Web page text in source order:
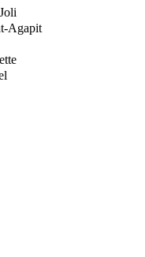
Agapit